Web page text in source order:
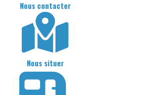
Nous contacter
Nous situer